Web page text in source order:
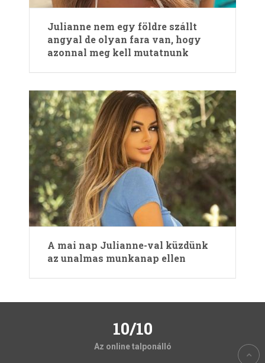
Julianne nem egy földre szállt
angyal de olyan fara van, hogy
azonnal meg kell mutatnunk
A mai nap Julianne-val küzdünk
az unalmas munkanap ellen
10/10
Az online talponálló